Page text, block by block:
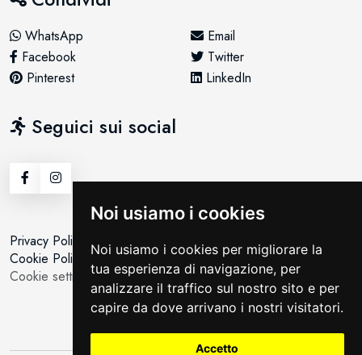
Noi usiamo i cookies
Noi usiamo i cookies per migliorare la
tua esperienza di navigazione, per
analizzare il traffico sul nostro sito e per
capire da dove arrivano i nostri visitatori.
Accetto
WhatsApp
Email
Facebook
Twitter
Pinterest
LinkedIn
Seguici sui social
Privacy Policy
Cookie Policy
Cookie setting